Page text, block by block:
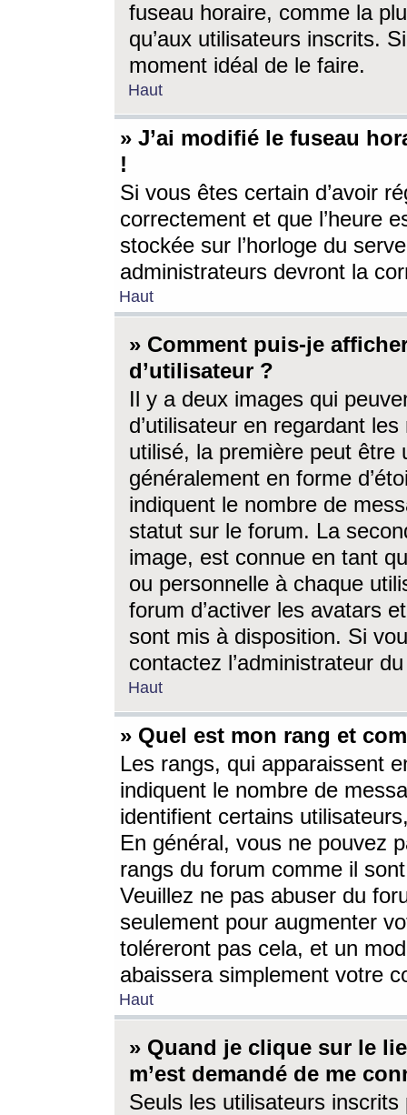
fuseau horaire, comme la
qu’aux utilisateurs inscrits.
moment idéal de le faire.
Haut
» J’ai modifié le fuseau
!
Si vous êtes certain d’avoir
correctement et que l’heure
stockée sur l’horloge du
administrateurs devront la
Haut
» Comment puis-je
d’utilisateur ?
Il y a deux images qui
d’utilisateur en regardant
utilisé, la première peut être
généralement en forme
indiquent le nombre de
statut sur le forum. La
image, est connue en tant
ou personnelle à chaque
forum d’activer les avatars
sont mis à disposition. Si
contactez l’administrateur
Haut
» Quel est mon rang et
Les rangs, qui apparaissent
indiquent le nombre de
identifient certains
En général, vous ne pouvez
rangs du forum comme il
Veuillez ne pas abuser du
seulement pour augmenter
toléreront pas cela, et un
abaissera simplement votre
Haut
» Quand je clique sur le
m’est demandé de me
Seuls les utilisateurs